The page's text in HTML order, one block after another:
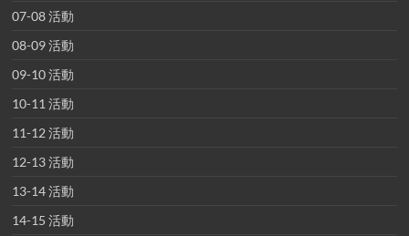
07-08 活動
08-09 活動
09-10 活動
10-11 活動
11-12 活動
12-13 活動
13-14 活動
14-15 活動